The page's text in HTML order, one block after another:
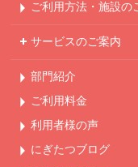
ご利用方法・ 施設の
サービスのご案内
部門紹介
ご利用料金
利用者様の声
にぎたつブログ